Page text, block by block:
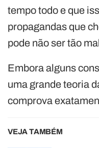
tempo todo e que
propagandas que
pode não ser tão
Embora alguns
uma grande teoria
comprova
VEJA TAMBÉM